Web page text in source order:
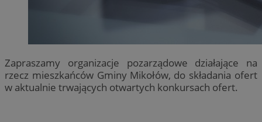
Zapraszamy organizacje pozarządowe działające na
rzecz mieszkańców Gminy Mikołów, do składania ofert
w aktualnie trwających otwartych konkursach ofert.